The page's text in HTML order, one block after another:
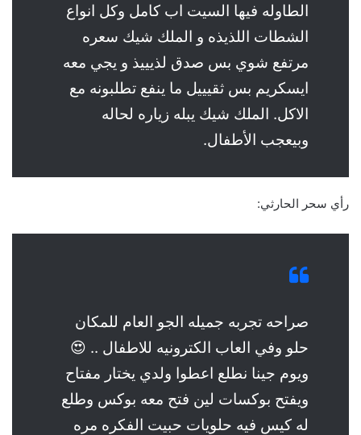
الطاوله فيها السيت اب كامل وكل انواع
الشطات اللذيذه و الملك شيك سعره
مرتفع شوي بس صدق لذيييذ و يجي معه
ايسكريم بس ثقيييل ما ينفع تطلبونه مع
الاكل. الملك شيك يبله زياره لحاله
وبيعجب الأطفال.
رأي سحر الحارثي:
صراحه تجربه جميله الجو العام للمكان
حلو وفي العاب الكترونيه للاطفال .. 😍
ويوم جينا نطلع اعطوا ولدي يختار مفتاح
ويفتح بوكسات لين فتح معه بوكس وطلع
له كيس فيه حلويات حبيت الفكره مره